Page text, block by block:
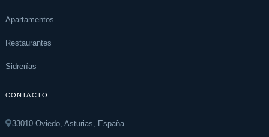
Apartamentos
Restaurantes
Sidrerías
CONTACTO
33010 Oviedo, Asturias, España